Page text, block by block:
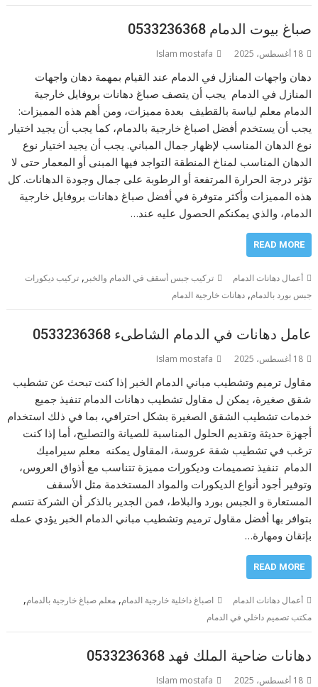
صباغ بيوت الدمام 0533236368
18 أغسطس، 2025 Islam mostafa
دهان واجهات المنازل في الدمام عند القيام بمهمة دهان واجهات
المنازل في الدمام يجب أن يتصف صباغ دهانات بروفايل خارجية
الدمام معلم لياسة بالقطيف بعدة مميزات، ومن أهم هذه المميزات:
يجب أن يستخدم أفضل اصباغ خارجية بالدمام، كما يجب أن يجيد اختيار
نوع الدهان المناسب لإظهار جمال المباني. يجب أن يجيد اختيار نوع
الدهان المناسب لمناخ المنطقة التواجد فيها المبنى أو المعمار حتى لا
تؤثر درجة الحرارة المرتفعة أو الرطوبة على جمال وجودة الدهانات. كل
هذه المميزات وأكثر متوفرة في أفضل صباغ دهانات بروفايل خارجية
الدمام، والذي يمكنكم الحصول عليه عند…
READ MORE
أعمال دهانات الدمام تركيب جبس أسقف في الدمام والخبر ,تركيب ديكورات
جبس بورد بالدمام,دهانات خارجية الدمام
عامل دهانات في الدمام الشاطىء 0533236368
18 أغسطس، 2025 Islam mostafa
مقاول ترميم وتشطيب مباني الدمام الخبر إذا كنت تبحث عن تشطيب
شقق صغيرة، يمكن ل مقاول تشطيب دهانات الدمام تنفيذ جميع
خدمات تشطيب الشقق الصغيرة بشكل احترافي، بما في ذلك استخدام
أجهزة حديثة وتقديم الحلول المناسبة للصيانة والتصليح، أما إذا كنت
ترغب في تشطيب شقة عروسة، المقاول يمكنه معلم سيراميك
الدمام تنفيذ تصميمات وديكورات مميزة تتناسب مع أذواق العروس،
وتوفير أجود أنواع الديكورات والمواد المستخدمة مثل الأسقف
المستعارة و الجبس بورد والبلاط، فمن الجدير بالذكر أن الشركة تتسم
بتوافر بها أفضل مقاول ترميم وتشطيب مباني الدمام الخبر يؤدي عمله
بإتقان ومهارة…
READ MORE
أعمال دهانات الدمام اصباغ داخلية خارجية الدمام,معلم صباغ خارجية بالدمام,
مكتب تصميم داخلي في الدمام
دهانات ضاحية الملك فهد 0533236368
18 أغسطس، 2025 Islam mostafa